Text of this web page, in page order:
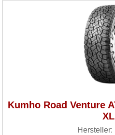
Kumho Road Venture
XL
Hersteller: